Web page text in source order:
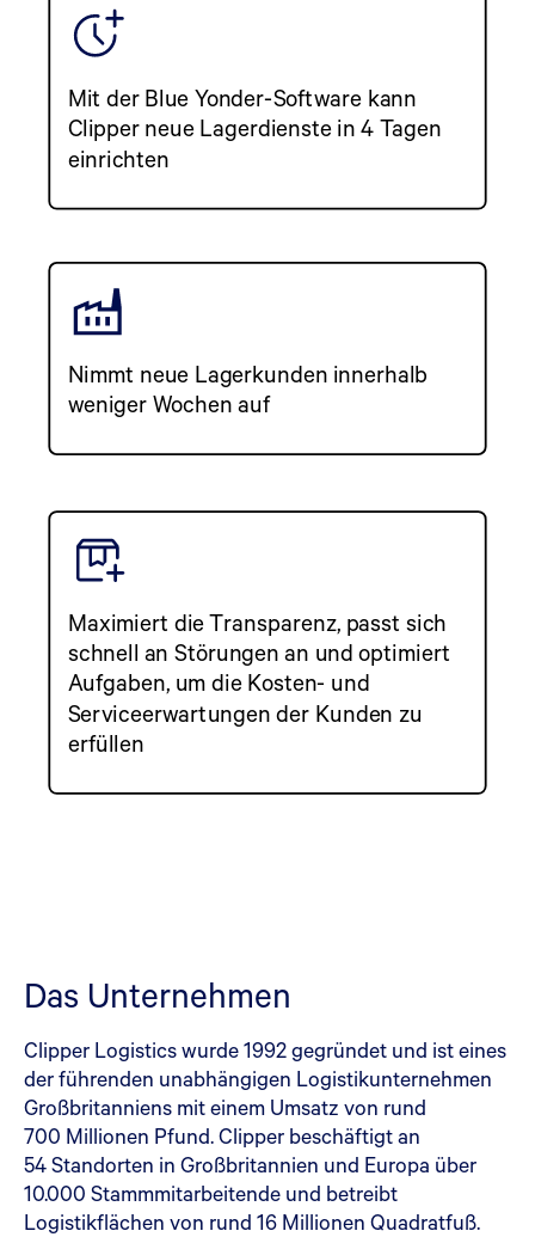
Mit der Blue Yonder-Software kann
Clipper neue Lagerdienste in 4 Tagen
einrichten
Nimmt neue Lagerkunden innerhalb
weniger Wochen auf
Maximiert die Transparenz, passt sich
schnell an Störungen an und optimiert
Aufgaben, um die Kosten- und
Serviceerwartungen der Kunden zu
erfüllen
Das Unternehmen
Clipper Logistics wurde 1992 gegründet und ist eines
der führenden unabhängigen Logistikunternehmen
Großbritanniens mit einem Umsatz von rund
700 Millionen Pfund. Clipper beschäftigt an
54 Standorten in Großbritannien und Europa über
10.000 Stammmitarbeitende und betreibt
Logistikflächen von rund 16 Millionen Quadratfuß.